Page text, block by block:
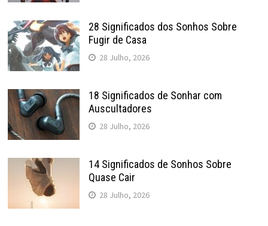
28 Significados dos Sonhos Sobre
Fugir de Casa
28 Julho, 2026
18 Significados de Sonhar com
Auscultadores
28 Julho, 2026
14 Significados de Sonhos Sobre
Quase Cair
28 Julho, 2026